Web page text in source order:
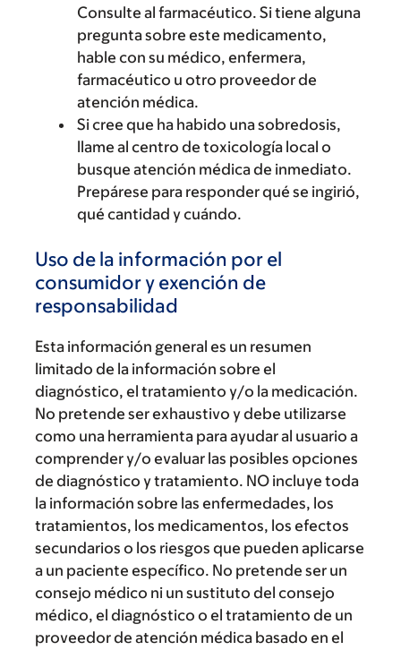
Consulte al farmacéutico. Si tiene alguna
pregunta sobre este medicamento,
hable con su médico, enfermera,
farmacéutico u otro proveedor de
atención médica.
Si cree que ha habido una sobredosis,
llame al centro de toxicología local o
busque atención médica de inmediato.
Prepárese para responder qué se ingirió,
qué cantidad y cuándo.
Uso de la información por el
consumidor y exención de
responsabilidad
Esta información general es un resumen
limitado de la información sobre el
diagnóstico, el tratamiento y/o la medicación.
No pretende ser exhaustivo y debe utilizarse
como una herramienta para ayudar al usuario a
comprender y/o evaluar las posibles opciones
de diagnóstico y tratamiento. NO incluye toda
la información sobre las enfermedades, los
tratamientos, los medicamentos, los efectos
secundarios o los riesgos que pueden aplicarse
a un paciente específico. No pretende ser un
consejo médico ni un sustituto del consejo
médico, el diagnóstico o el tratamiento de un
proveedor de atención médica basado en el